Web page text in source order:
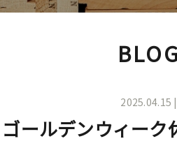
BLOG
2025.04.15 |
ゴールデンウィーク